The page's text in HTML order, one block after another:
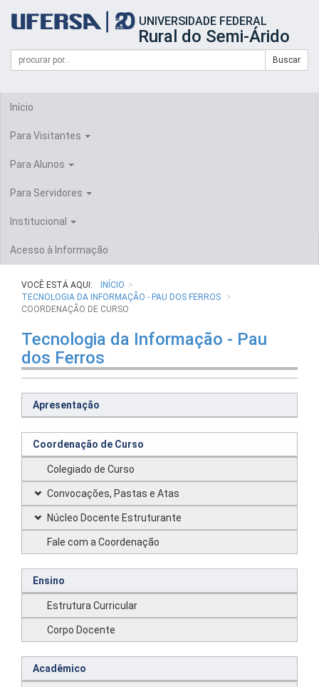
portal
UFERSA
UNIVERSIDADE FEDERAL
Rural do Semi-Árido
Formulário
Busca
Campo
de
Buscar
Início
Para Visitantes
Para Alunos
Para Servidores
Institucional
Acesso à Informação
VOCÊ ESTÁ AQUI:
INÍCIO
TECNOLOGIA DA INFORMAÇÃO - PAU DOS FERROS
COORDENAÇÃO DE CURSO
Tecnologia da Informação - Pau
dos Ferros
Apresentação
Coordenação de Curso
Colegiado de Curso
Convocações, Pastas e Atas
Núcleo Docente Estruturante
Fale com a Coordenação
Ensino
Estrutura Curricular
Corpo Docente
Acadêmico